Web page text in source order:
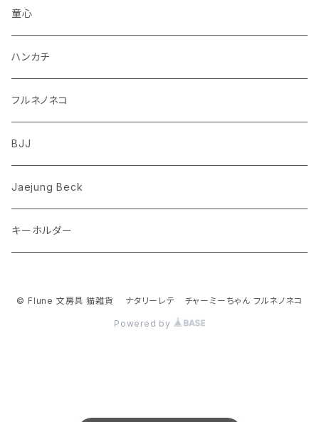
柴犬
ポメラニアン
コーギー
パンダ
リス
クマ
ゾウ
トリ
ムーミン
ちいかわ
ミッフィー
Richard Scarry (リチャード・スキャリー)
おぱんちゅうさぎ/んぽちゃむ
童心
ハンカチ
フルネノネコ
BJJ
Jaejung Beck
キーホルダー
© Flune 文房具 猫雑貨 ナタリーレテ チャーミーちゃん フルネノネコ
Powered by